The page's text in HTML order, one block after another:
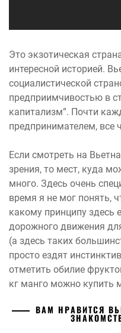
Это экзотическая
интересной историей.
социалистической
предприимчивостью в
капитализм”. Почти
предпринимателем, все
Если смотреть на
зрения, то мест, куда
много. Здесь очень
время я не мог понять,
какому принципу здесь
дорожного движения
(а здесь таких
просто ездят
отметить обилие
кг манго можно купить
ВАМ НРАВИТСЯ